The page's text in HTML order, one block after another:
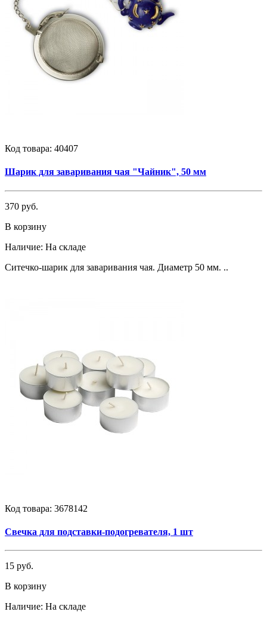
Код товара: 40407
Шарик для заваривания чая "Чайник", 50 мм
370 руб.
В корзину
Наличие: На складе
Ситечко-шарик для заваривания чая. Диаметр 50 мм. ..
Код товара: 3678142
Свечка для подставки-подогревателя, 1 шт
15 руб.
В корзину
Наличие: На складе